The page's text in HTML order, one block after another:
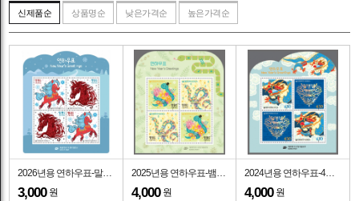
신제품순 상품명순 낮은가격순 높은가격순
2026년용 연하우표-말-연쇄 2종-4매 소형시트-2025.12.1일
3,000 원
2025년용 연하우표-뱀-4매 소형시트-2024.12.2일
4,000 원
2024년용 연하우표-4매 소형시트-2023.12.1일
4,000 원